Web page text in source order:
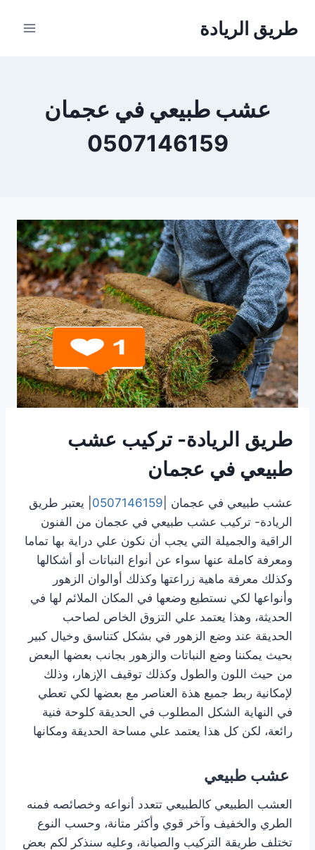
طريق الريادة
عشب طبيعي في عجمان
0507146159
طريق الريادة- تركيب عشب
طبيعي في عجمان
عشب طبيعي في عجمان | 0507146159 | يعتبر طريق
الريادة- تركيب عشب طبيعي في عجمان من الفنون
الراقية والجميلة التي يجب أن نكون علي دراية بها تماما
ومعرفة كاملة عنها سواء عن أنواع النباتات أو أشكالها
وكذلك معرفة ماهية زراعتها وكذلك أوالوان الزهور
وأنواعها لكي نستطيع وضعها في المكان الملائم لها في
الحديثة، وهذا يعتمد علي التزوق الخاص لصاحب
الحديقة عند وضع الزهور في بشكل كتناسق وخيال كبير
بحيث يمكننا وضع النباتات والزهور بجانب بعضها البعض
من حيث اللون والطول وكذلك توقيف الإزهار، وذلك
لإمكانية ربط جميع هذة العناصر مع بعضها لكي تعطي
في النهاية الشكل المطلوب في الحديقة كلوحة فنية
رائعة، لكن كل هذا يعتمد علي مساحة الحديقة ومكانها
عشب طبيعي
العشب الطبيعي كالطبيعي تتعدد أنواعه وخصائصه فمنه
الطري والخفيف وآخر قوي وأكثر متانة، وحسب النوع
تختلف طريقة التركيب والصيانة، وعليه سنذكر لكم بعض